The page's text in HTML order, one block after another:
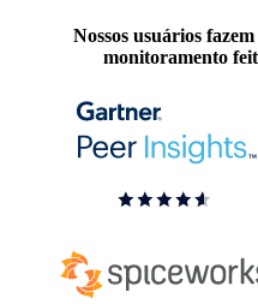
Nossos usuários
monitoramento